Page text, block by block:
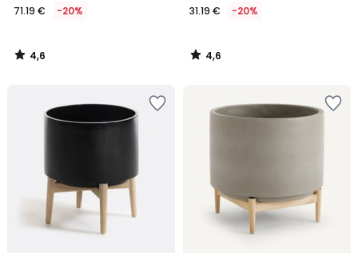
71.19 € -20%
4,6
/
31.19 € -20%
4,6
/